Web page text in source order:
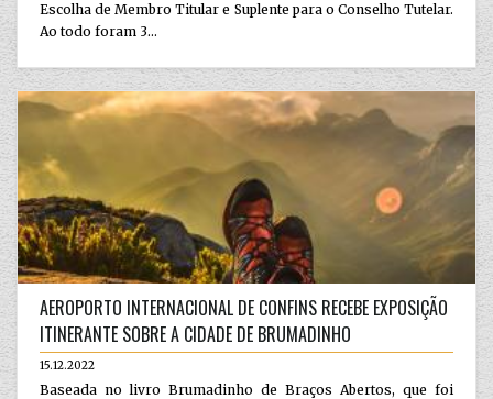
Escolha de Membro Titular e Suplente para o Conselho Tutelar.
Ao todo foram 3...
AEROPORTO INTERNACIONAL DE CONFINS RECEBE EXPOSIÇÃO
ITINERANTE SOBRE A CIDADE DE BRUMADINHO
15.12.2022
Baseada no livro Brumadinho de Braços Abertos, que foi